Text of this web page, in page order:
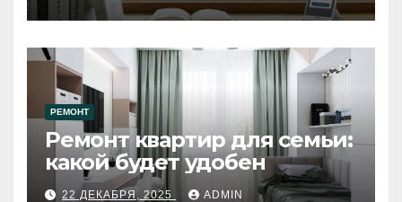
РЕМОНТ
Ремонт квартир для семьи:
какой будет удобен
22 ДЕКАБРЯ, 2025 ADMIN